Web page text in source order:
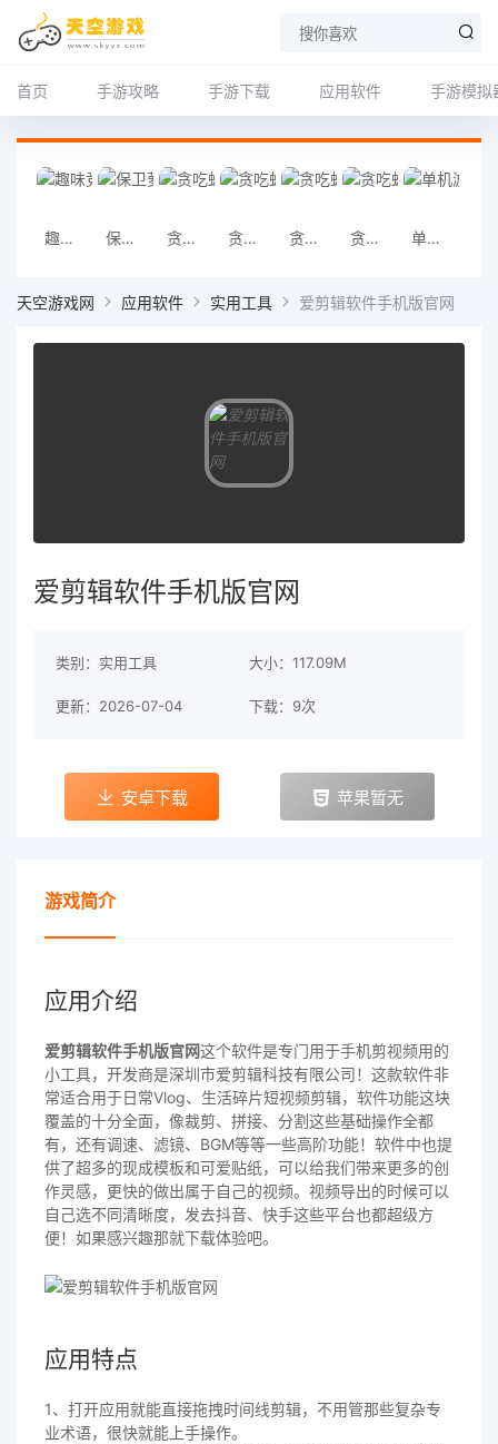
首页 手游攻略 手游下载 应用软件 手游模拟
趣味竞赛3D 保卫萝卜v2.0.18 贪吃蛇大作战APP下载 贪吃蛇大作战下载 贪吃蛇大作战APP 贪吃蛇大作战最新下载 单机游戏连连看
天空游戏网 应用软件 实用工具 爱剪辑软件手机版官网
爱剪辑软件手机版官网
类别：实用工具 大小：117.09M
更新：2026-07-04 下载：9次
安卓下载 苹果暂无
游戏简介
应用介绍
爱剪辑软件手机版官网这个软件是专门用于手机剪视频用的
小工具，开发商是深圳市爱剪辑科技有限公司！这款软件非
常适合用于日常Vlog、生活碎片短视频剪辑，软件功能这块
覆盖的十分全面，像裁剪、拼接、分割这些基础操作全都
有，还有调速、滤镜、BGM等等一些高阶功能！软件中也提
供了超多的现成模板和可爱贴纸，可以给我们带来更多的创
作灵感，更快的做出属于自己的视频。视频导出的时候可以
自己选不同清晰度，发去抖音、快手这些平台也都超级方
便！如果感兴趣那就下载体验吧。
应用特点
1、打开应用就能直接拖拽时间线剪辑，不用管那些复杂专
业术语，很快就能上手操作。